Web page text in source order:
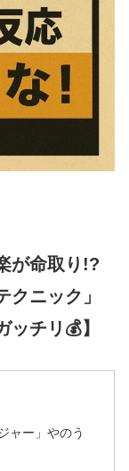
が命取り!?
ニック」
チリ💰】
ャー」やのう